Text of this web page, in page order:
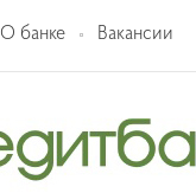
О банке Вакансии